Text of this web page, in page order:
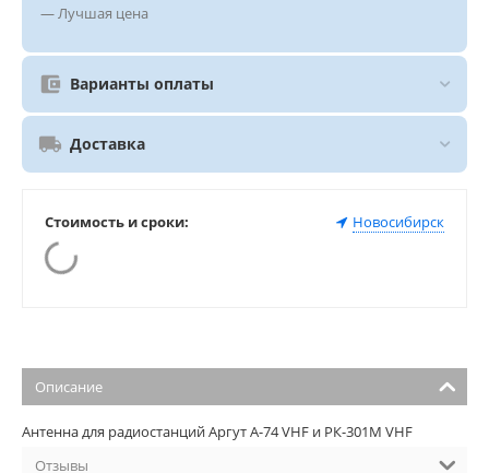
— Лучшая цена
Варианты оплаты
Доставка
Стоимость и сроки: Новосибирск
Описание
Антенна для радиостанций Аргут А-74 VHF и РК-301М VHF
Отзывы